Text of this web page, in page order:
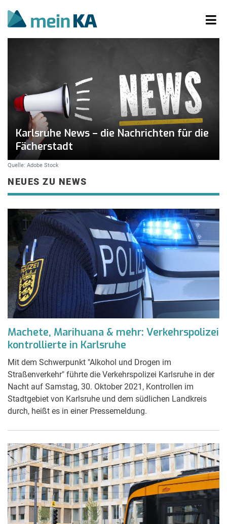
Karlsruhe News – die Nachrichten für die
Fächerstadt
Quelle: Adobe Stock
NEUES ZU NEWS
Machete, Marihuana & mehr: Verkehrspolizei
kontrollierte in Karlsruhe
Mit dem Schwerpunkt "Alkohol und Drogen im
Straßenverkehr" führte die Verkehrspolizei Karlsruhe in der
Nacht auf Samstag, 30. Oktober 2021, Kontrollen im
Stadtgebiet von Karlsruhe und dem südlichen Landkreis
durch, heißt es in einer Pressemeldung.